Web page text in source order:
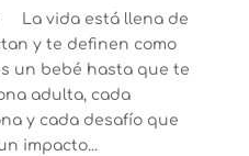
La vida está llena de
y te definen como
un bebé hasta que te
adulta, cada
y cada desafío que
impacto...